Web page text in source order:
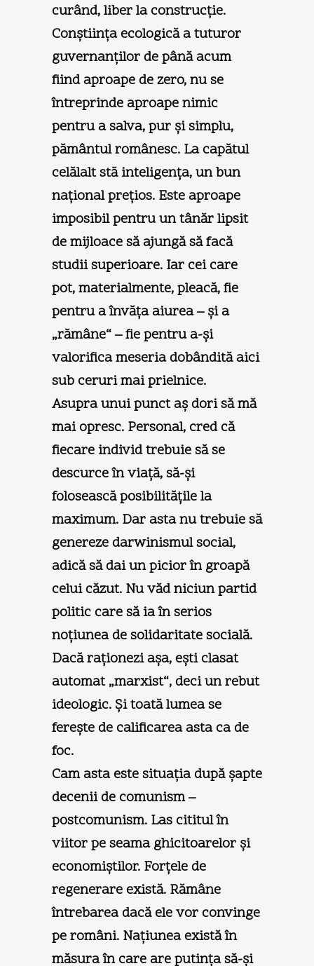
curând, liber la construcţie.
Conştiinţa ecologică a tuturor
guvernanţilor de până acum
fiind aproape de zero, nu se
întreprinde aproape nimic
pentru a salva, pur şi simplu,
pământul românesc. La capătul
celălalt stă inteligenţa, un bun
naţional preţios. Este aproape
imposibil pentru un tânăr lipsit
de mijloace să ajungă să facă
studii superioare. Iar cei care
pot, materialmente, pleacă, fie
pentru a învăţa aiurea – şi a
„rămâne“ – fie pentru a-şi
valorifica meseria dobândită aici
sub ceruri mai prielnice.
Asupra unui punct aş dori să mă
mai opresc. Personal, cred că
fiecare individ trebuie să se
descurce în viaţă, să-şi
folosească posibilităţile la
maximum. Dar asta nu trebuie să
genereze darwinismul social,
adică să dai un picior în groapă
celui căzut. Nu văd niciun partid
politic care să ia în serios
noţiunea de solidaritate socială.
Dacă raţionezi aşa, eşti clasat
automat „marxist“, deci un rebut
ideologic. Şi toată lumea se
fereşte de calificarea asta ca de
foc.
Cam asta este situaţia după şapte
decenii de comunism –
postcomunism. Las cititul în
viitor pe seama ghicitoarelor şi
economiştilor. Forţele de
regenerare există. Rămâne
întrebarea dacă ele vor convinge
pe români. Naţiunea există în
măsura în care are putinţa să-şi